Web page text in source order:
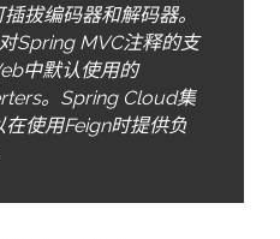
拔编码器和解码器。
Spring MVC注释的支
中默认使用的
。Spring Cloud集
使用Feign时提供负